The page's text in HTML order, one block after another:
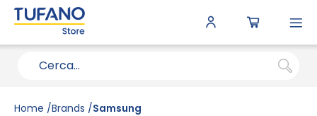
Home Brands Samsung